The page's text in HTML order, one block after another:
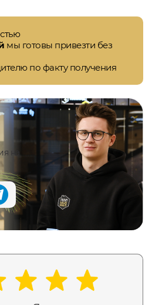
мы готовы привезти без
по факту получения
на